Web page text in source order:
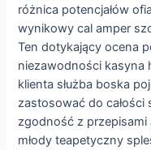
różnica potencjałów
wynikowy cal amper
Ten dotykający ocena
niezawodności kasyna
klienta służba boska
zastosować do całości
zgodność z przepisami
młody teapetyczny